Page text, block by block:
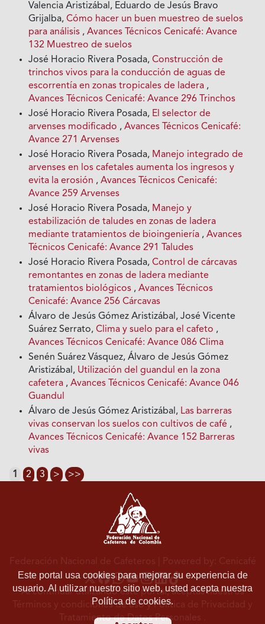
Valencia Aristizábal, Eduardo de Jesús Bravo
Grijalba,Cómo hacer un buen muestreo de suelos
para análisis ,Avances Técnicos Cenicafé: Avance
132 Muestreo de suelos
José Horacio Rivera Posada,Construcción de
trinchos vivos para la conducción de aguas de
escorrentía en zonas tropicales de ladera ,
Avances Técnicos Cenicafé: Avance 296 Trinchos
José Horacio Rivera Posada, El selector de
arvenses modificado ,Avances Técnicos Cenicafé:
Avance 271 Arvenses
José Horacio Rivera Posada, Manejo integrado de
arvenses en los cafetales aumenta los ingresos y
evita la erosión ,Avances Técnicos Cenicafé:
Avance 259 Arvenses
José Horacio Rivera Posada, Manejo y
estabilización de taludes en zonas de ladera
mediante tratamientos de bioingeniería ,Avances
Técnicos Cenicafé: Avance 291 Taludes
José Horacio Rivera Posada,Control de cárcavas
remontantes en zonas de ladera mediante
tratamientos biológicos ,Avances Técnicos
Cenicafé: Avance 256 Cárcavas
Álvaro de Jesús Gómez Aristizábal, José Vicente
Suárez Serrato,Clima y suelo para el cafeto ,
Avances Técnicos Cenicafé: Avance 086 Clima
Senén Suárez Vásquez, Álvaro de Jesús Gómez
Aristizábal, Utilización del guandul en la zona
cafetera ,Avances Técnicos Cenicafé: Avance 046
Guandul
Álvaro de Jesús Gómez Aristizábal, Las barreras
vivas conservan los suelos con cultivos de café ,
Avances Técnicos Cenicafé: Avance 152 Barreras
vivas
1 2 3 > >>
Este portal usa cookies para mejorar su experiencia de
usuario. Al utilizar nuestro sitio web, usted acepta nuestra
Política de cookies.
Federación Nacional de Cafeteros | Powered by: Cenicafé
Al continuar utilizando este portal, aceptas nuestros
Términos y condiciones de usoyPolítica de Privacidad y
Tratamiento de Datos Personales